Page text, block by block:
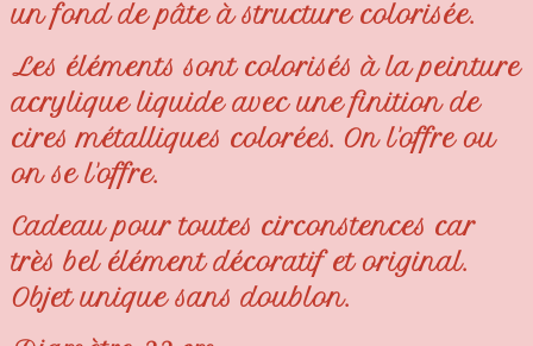
un fond de pâte à structure colorisée.
Les éléments sont colorisés à la peinture
acrylique liquide avec une finition de
cires métalliques colorées. On l'offre ou
on se l'offre.
Cadeau pour toutes circonstences car
très bel élément décoratif et original.
Objet unique sans doublon.